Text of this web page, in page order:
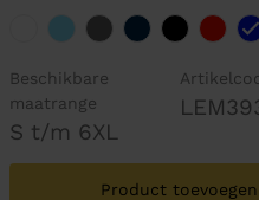
Beschikbare
maatrange
S t/m 6XL
Product